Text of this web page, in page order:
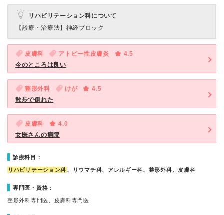
リハビリテーション科について
【診療・治療法】 神経ブロック
皮膚科 アトピー性皮膚炎
4.5
今のところは良い
整形外科 けが
4.5
散歩で倒れた
皮膚科
4.0
女医さんの病院
診療科目：
リハビリテーション科 、リウマチ科、アレルギー科、整形外科、皮膚科
専門医・資格：
整形外科専門医、皮膚科専門医